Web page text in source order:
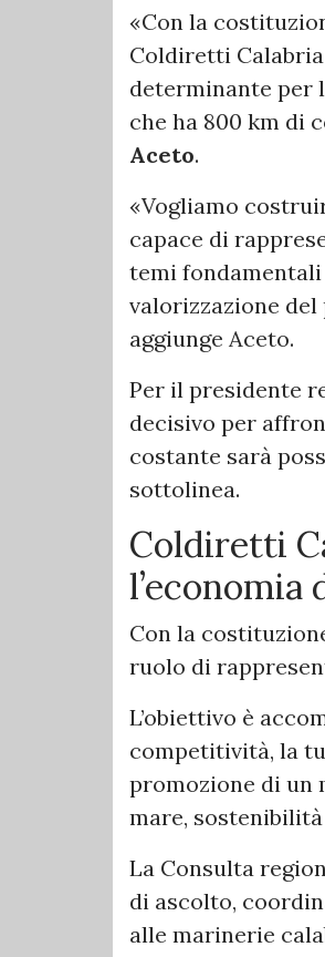
«Con la
Coldiretti
determinante per
che ha 800 km di
Aceto.
«Vogliamo
capace di
temi
valorizzazione
aggiunge Aceto.
Per il presidente
decisivo per
costante sarà
sottolinea.
Coldiretti
l’economia
Con la
ruolo di
L’obiettivo è
competitività, la
promozione di un
mare,
La Consulta
di ascolto,
alle marinerie